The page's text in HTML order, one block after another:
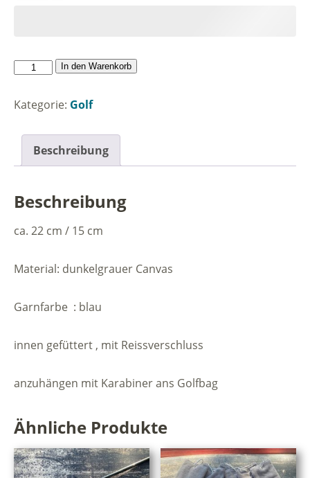
GolftascheIn den Warenkorb
Kategorie: Golf
Beschreibung
Beschreibung
ca. 22 cm / 15 cm
Material: dunkelgrauer Canvas
Garnfarbe : blau
innen gefüttert , mit Reissverschluss
anzuhängen mit Karabiner ans Golfbag
Ähnliche Produkte